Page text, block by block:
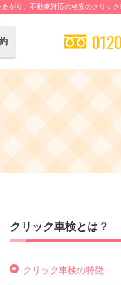
がり、不動車対応の格安のクリック
クリック車検とは？
クリック車検の特徴